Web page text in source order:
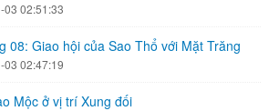
03 02:51:33
08: Giao hội của Sao Thổ với Mặt Trăng
03 02:47:19
Mộc ở vị trí Xung đối